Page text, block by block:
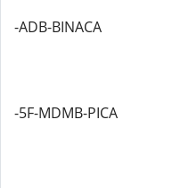
-ADB-BINACA
-5F-MDMB-PICA